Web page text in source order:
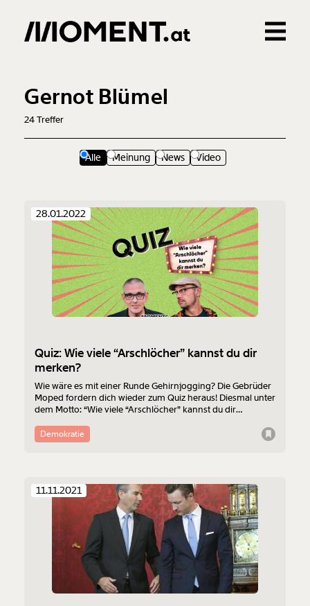
0Treffer
Gernot Blümel
24Treffer
Alle Meinung News Video
28.01.2022
Quiz: Wie viele “Arschlöcher” kannst du dir
merken?
Wie wäre es mit einer Runde Gehirnjogging? Die Gebrüder
Moped fordern dich wieder zum Quiz heraus! Diesmal unter
dem Motto: “Wie viele “Arschlöcher” kannst du dir
Demokratie
11.11.2021